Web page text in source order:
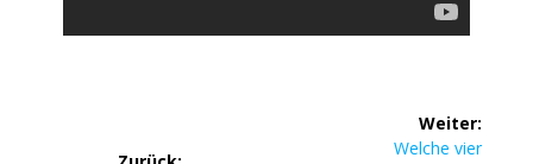
Weiter:
Welche vier